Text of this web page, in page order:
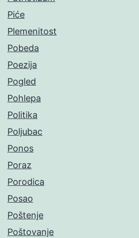
Piće
Plemenitost
Pobeda
Poezija
Pogled
Pohlepa
Politika
Poljubac
Ponos
Poraz
Porodica
Posao
Poštenje
Poštovanje